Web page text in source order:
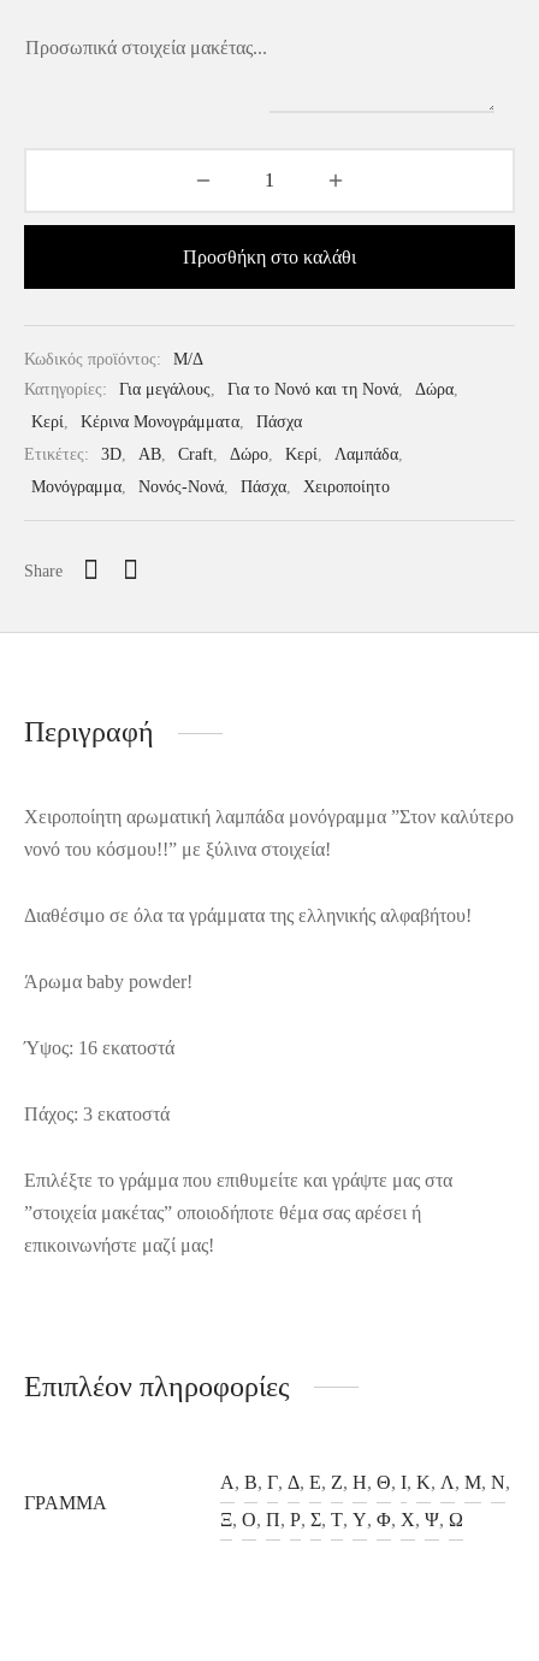
Προσωπικά στοιχεία μακέτας...
Προσθήκη στο καλάθι
Κωδικός προϊόντος:
Μ/Δ
Κατηγορίες:
Για μεγάλους, Για το Νονό και τη Νονά, Δώρα,
Κερί
Κέρινα Μονογράμματα
Πάσχα
Ετικέτες:
3D AB Craft Δώρο Κερί Λαμπάδα
Μονόγραμμα
Νονός-Νονά Πάσχα Χειροποίητο
Share
Περιγραφή
Χειροποίητη αρωματική λαμπάδα μονόγραμμα ”Στον καλύτερο
νονό του κόσμου!!” με ξύλινα στοιχεία!
Διαθέσιμο σε όλα τα γράμματα της ελληνικής αλφαβήτου!
Άρωμα baby powder!
Ύψος: 16 εκατοστά
Πάχος: 3 εκατοστά
Επιλέξτε το γράμμα που επιθυμείτε και γράψτε μας στα
”στοιχεία μακέτας” οποιοδήποτε θέμα σας αρέσει ή
επικοινωνήστε μαζί μας!
Επιπλέον πληροφορίες
ΓΡΆΜΜΑ
Α, Β, Γ, Δ, Ε, Ζ, Η, Θ, Ι, Κ, Λ, Μ, Ν,
Ξ, Ο, Π, Ρ, Σ, Τ, Υ, Φ, Χ, Ψ, Ω